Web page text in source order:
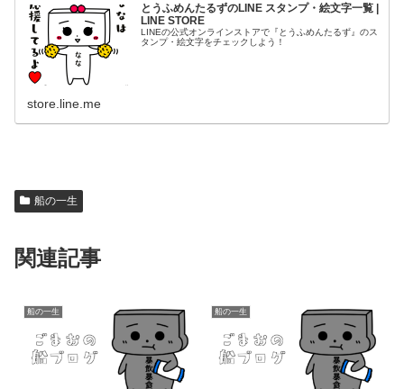
とうふめんたるずのLINE スタンプ・絵文字一覧 |
LINE STORE
LINEの公式オンラインストアで『とうふめんたるず』のス
タンプ・絵文字をチェックしよう！
store.line.me
船の一生
関連記事
船の一生 船の一生